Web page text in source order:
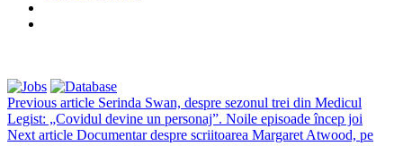
Previous article Serinda Swan, despre sezonul trei din Medicul
Legist: „Covidul devine un personaj”. Noile episoade încep joi
Next article Documentar despre scriitoarea Margaret Atwood, pe